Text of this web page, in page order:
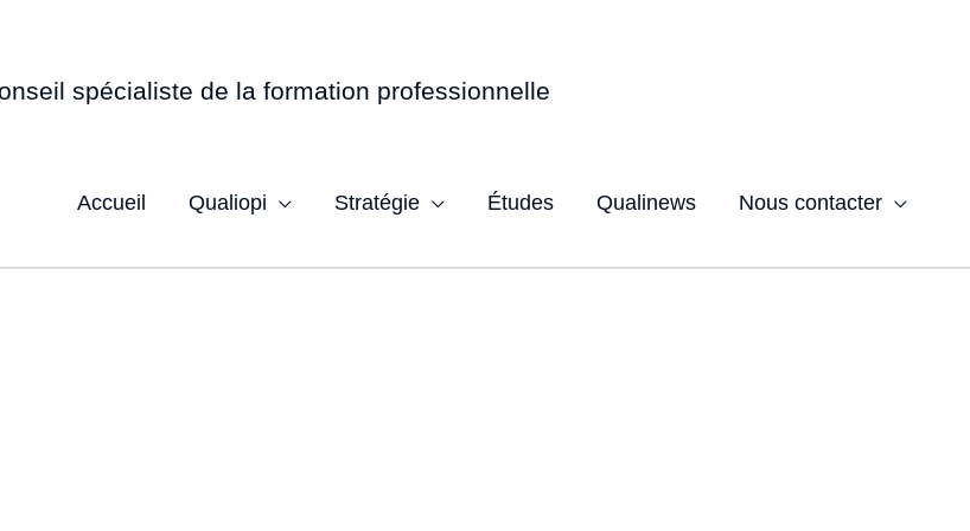
spécialiste de la formation professionnelle
Accueil Qualiopi Stratégie Études Qualinews Nous contacter